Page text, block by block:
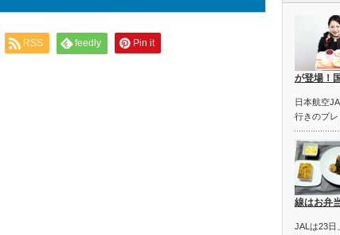
RSS feedly Pin it
が登場！
日本航空
行きのプ
線はお弁
JALは23日